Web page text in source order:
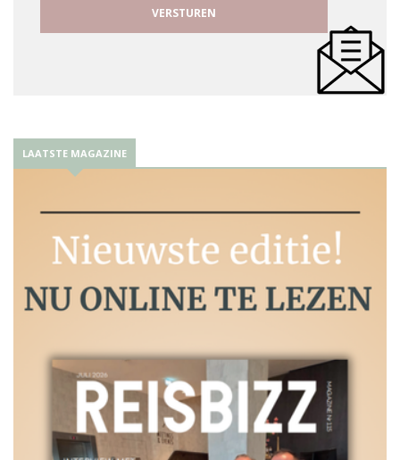
LAATSTE MAGAZINE